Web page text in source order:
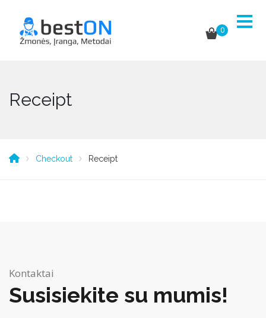
0
Receipt
Checkout Receipt
Kontaktai
Susisiekite su mumis!